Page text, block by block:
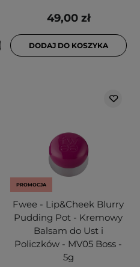
49,00 zł
DODAJ DO KOSZYKA
PROMOCJA
Fwee - Lip&Cheek Blurry
Pudding Pot - Kremowy
Balsam do Ust i
Policzków - MV05 Boss -
5g